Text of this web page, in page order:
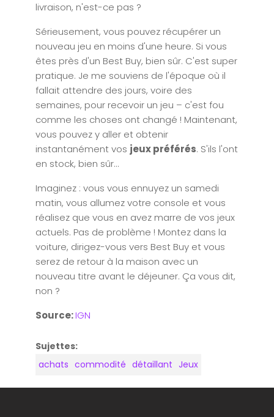
livraison, n'est-ce pas ?
Sérieusement, vous pouvez récupérer un
nouveau jeu en moins d'une heure. Si vous
êtes près d'un Best Buy, bien sûr. C'est super
pratique. Je me souviens de l'époque où il
fallait attendre des jours, voire des
semaines, pour recevoir un jeu – c'est fou
comme les choses ont changé ! Maintenant,
vous pouvez y aller et obtenir
instantanément vos jeux préférés. S'ils l'ont
en stock, bien sûr...
Imaginez : vous vous ennuyez un samedi
matin, vous allumez votre console et vous
réalisez que vous en avez marre de vos jeux
actuels. Pas de problème ! Montez dans la
voiture, dirigez-vous vers Best Buy et vous
serez de retour à la maison avec un
nouveau titre avant le déjeuner. Ça vous dit,
non ?
Source:IGN
Sujettes:
achats commodité détaillant Jeux